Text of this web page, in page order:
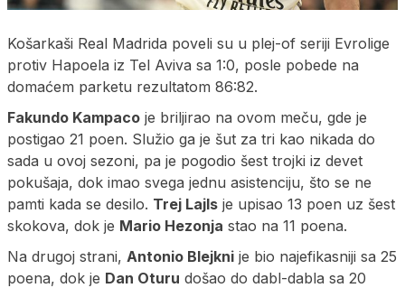
Košarkaši Real Madrida poveli su u plej-of seriji Evrolige
protiv Hapoela iz Tel Aviva sa 1:0, posle pobede na
domaćem parketu rezultatom 86:82.
Fakundo Kampaco je briljirao na ovom meču, gde je
postigao 21 poen. Služio ga je šut za tri kao nikada do
sada u ovoj sezoni, pa je pogodio šest trojki iz devet
pokušaja, dok imao svega jednu asistenciju, što se ne
pamti kada se desilo. Trej Lajls je upisao 13 poen uz šest
skokova, dok je Mario Hezonja stao na 11 poena.
Na drugoj strani, Antonio Blejkni je bio najefikasniji sa 25
poena, dok je Dan Oturu došao do dabl-dabla sa 20